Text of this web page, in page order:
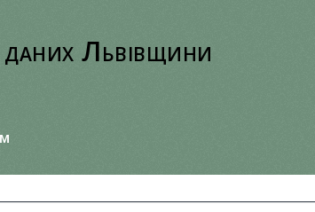
даних Львівщини